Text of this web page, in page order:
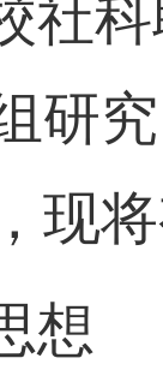
社
研
现
想